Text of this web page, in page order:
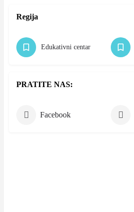
Regija
Edukativni centar
PRATITE NAS:
Facebook